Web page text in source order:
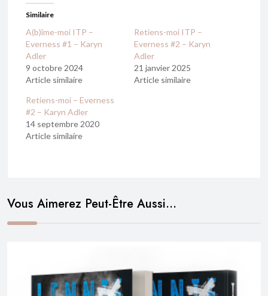
Similaire
A(b)îme-moi ITP –
Everness #1 – Karyn
Adler
9 octobre 2024
Article similaire
Retiens-moi ITP –
Everness #2 – Karyn
Adler
21 janvier 2025
Article similaire
Retiens-moi – Everness
#2 – Karyn Adler
14 septembre 2020
Article similaire
Vous Aimerez Peut-Être Aussi…